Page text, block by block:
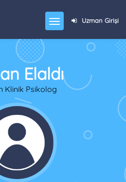
Uzman Girişi
Elaldı
Klinik Psikolog